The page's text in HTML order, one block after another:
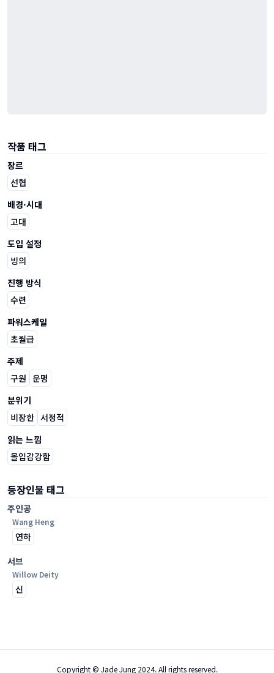
작품 태그
장르
선협
배경·시대
고대
도입 설정
빙의
진행 방식
수련
파워스케일
초월급
주제
구원 운명
분위기
비장한 서정적
읽는 느낌
몰입감강함
등장인물 태그
주인공
Wang Heng
연하
서브
Willow Deity
신
Copyright © Jade Jung 2024. All rights reserved.